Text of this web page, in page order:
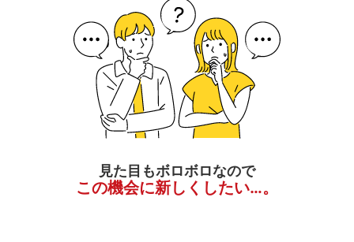
見た目もボロボロなので
この機会に新しくしたい…。